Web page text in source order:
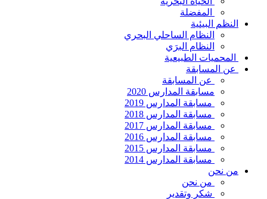
المفضلة
النظم البيئية
النظام الساحلي البحري
النظام البرَي
المحميات الطبيعية
عن المسابقة
عن المسابقة
مسابقة المدارس 2020
مسابقة المدارس 2019
مسابقة المدارس 2018
مسابقة المدارس 2017
مسابقة المدارس 2016
مسابقة المدارس 2015
مسابقة المدارس 2014
من نحن
من نحن
شكر وتقدير